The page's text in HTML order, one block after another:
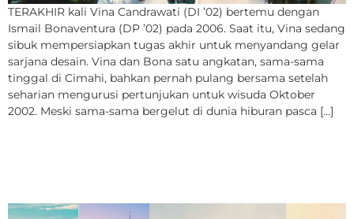
TERAKHIR kali Vina Candrawati (DI ’02) bertemu dengan
Ismail Bonaventura (DP ’02) pada 2006. Saat itu, Vina sedang
sibuk mempersiapkan tugas akhir untuk menyandang gelar
sarjana desain. Vina dan Bona satu angkatan, sama-sama
tinggal di Cimahi, bahkan pernah pulang bersama setelah
seharian mengurusi pertunjukan untuk wisuda Oktober
2002. Meski sama-sama bergelut di dunia hiburan pasca […]